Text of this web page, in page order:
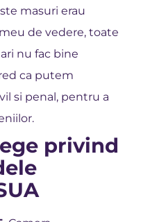
masuri erau
de vedere, toate
nu fac bine
ca putem
si penal, pentru a
privind